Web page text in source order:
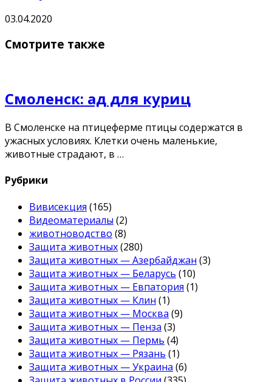
03.04.2020
Смотрите также
Смоленск: ад для куриц
В Смоленске на птицеферме птицы содержатся в
ужасных условиях. Клетки очень маленькие,
животные страдают, в …
Рубрики
Вивисекция (165)
Видеоматериалы (2)
животноводство (8)
Защита животных(280)
Защита животных — Азербайджан (3)
Защита животных — Беларусь (10)
Защита животных — Евпатория (1)
Защита животных — Клин (1)
Защита животных — Москва (9)
Защита животных — Пенза (3)
Защита животных — Пермь (4)
Защита животных — Рязань (1)
Защита животных — Украина (6)